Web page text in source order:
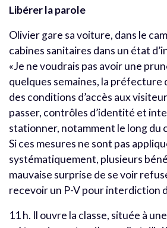
Libérer la parole
Olivier gare sa voiture, dans le
cabines sanitaires dans un état
«Je ne voudrais pas avoir une
quelques semaines, la préfecture
des conditions d’accès aux
passer, contrôles d’identité et
stationner, notamment le long du
Si ces mesures ne sont pas
systématiquement, plusieurs
mauvaise surprise de se voir
recevoir un P-V pour interdiction
11 h. Il ouvre la classe, située à